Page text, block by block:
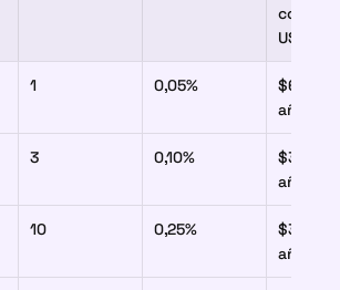
cobra
USD/
1 0,05%
$6 USD
año
3 0,10%
$36
año
10 0,25%
$300
año